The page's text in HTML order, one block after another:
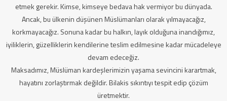
etmek gerekir. Kimse, kimseye bedava hak vermiyor bu dünyada.
Ancak, bu ülkenin düşünen Müslümanları olarak yılmayacağız,
korkmayacağız. Sonuna kadar bu halkın, layık olduğuna inandığımız,
iyiliklerin, güzelliklerin kendilerine teslim edilmesine kadar mücadeleye
devam edeceğiz.
Maksadımız, Müslüman kardeşlerimizin yaşama sevincini karartmak,
hayatını zorlaştırmak değildir. Bilakis sıkıntıyı tespit edip çözüm
üretmektir.